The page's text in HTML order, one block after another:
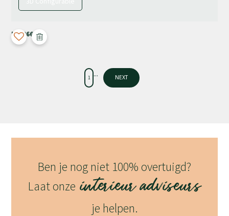
M-4066
1 ... NEXT
Ben je nog niet 100% overtuigd?
Laat onzeinterieur adviseurs
je helpen.